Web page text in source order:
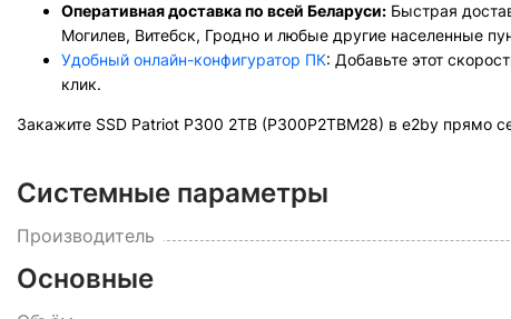
Оперативная доставка по всей Беларуси: Быстрая
Могилев, Витебск, Гродно и любые другие населенные
Удобный онлайн-конфигуратор ПК: Добавьте этот
клик.
Закажите SSD Patriot P300 2TB (P300P2TBM28) в e2by прямо
Системные параметры
Производитель
Основные